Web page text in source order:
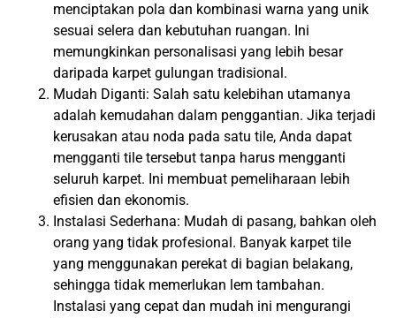
menciptakan pola dan kombinasi warna yang unik
sesuai selera dan kebutuhan ruangan. Ini
memungkinkan personalisasi yang lebih besar
daripada karpet gulungan tradisional.
Mudah Diganti: Salah satu kelebihan utamanya
adalah kemudahan dalam penggantian. Jika terjadi
kerusakan atau noda pada satu tile, Anda dapat
mengganti tile tersebut tanpa harus mengganti
seluruh karpet. Ini membuat pemeliharaan lebih
efisien dan ekonomis.
Instalasi Sederhana: Mudah di pasang, bahkan oleh
orang yang tidak profesional. Banyak karpet tile
yang menggunakan perekat di bagian belakang,
sehingga tidak memerlukan lem tambahan.
Instalasi yang cepat dan mudah ini mengurangi